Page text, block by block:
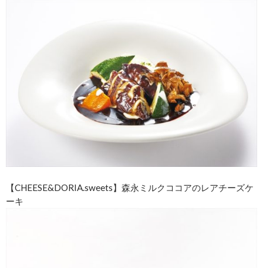
【CHEESE&DORIA.sweets】森永ミルクココアのレアチーズケ
ーキ